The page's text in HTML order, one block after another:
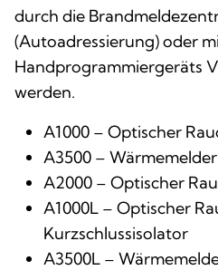
durch die
(Autoadressierung) oder
Handprogrammiergeräts
werden.
A1000 – Optischer
A3500 – Wärmemelder
A2000 – Optischer
A1000L – Optischer
Kurzschlussisolator
A3500L –